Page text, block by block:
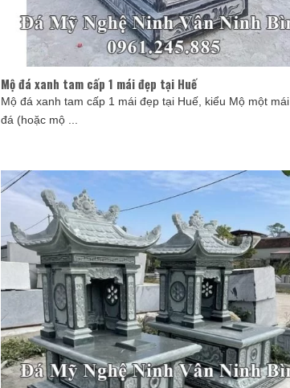
Mộ đá xanh tam cấp 1 mái đẹp tại Huế
Mộ đá xanh tam cấp 1 mái đẹp tại Huế, kiểu Mộ một mái
đá (hoặc mộ ...